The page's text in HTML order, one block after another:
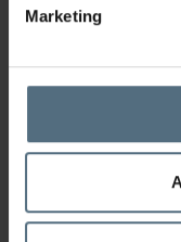
Marketing